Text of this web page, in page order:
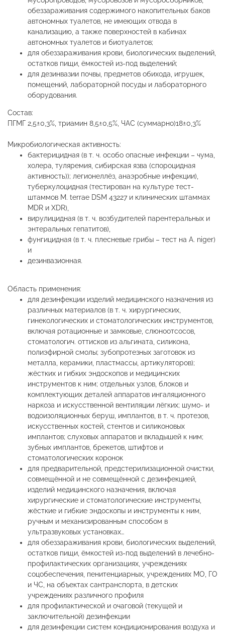
обеззараживания содержимого накопительных баков
автономных туалетов, не имеющих отвода в
канализацию, а также поверхностей в кабинах
автономных туалетов и биотуалетов;
для обеззараживания крови, биологических выделений,
остатков пищи, ёмкостей из-под выделений;
для дезинвазии почвы, предметов обихода, игрушек,
помещений, лабораторной посуды и лабораторного
оборудования.
Состав:
ПГМГ 2,5±0,3%, триамин 8,5±0,5%, ЧАС (суммарно)18±0,3%
Микробиологическая активность:
бактерицидная (в т. ч. особо опасные инфекции – чума,
холера, туляремия, сибирская язва (спороцидная
активность)); легионеллёз, анаэробные инфекции),
туберкулоцидная (тестирован на культуре тест-
штаммов M. terrae DSM 43227 и клинических штаммах
MDR и XDR),
вирулицидная (в т. ч. возбудителей парентеральных и
энтеральных гепатитов),
фунгицидная (в т. ч. плесневые грибы – тест на A. niger)
и
дезинвазионная.
Область применения:
для дезинфекции изделий медицинского назначения из
различных материалов (в т. ч. хирургических,
гинекологических и стоматологических инструментов,
включая ротационные и замковые, слюноотсосов,
стоматологич. оттисков из альгината, силикона,
полиэфирной смолы; зубопротезных заготовок из
металла, керамики, пластмассы, артикуляторов);
жёстких и гибких эндоскопов и медицинских
инструментов к ним; отдельных узлов, блоков и
комплектующих деталей аппаратов ингаляционного
наркоза и искусственной вентиляции лёгких; шумо- и
водоизоляционных беруш, имплантов, в т. ч. протезов,
искусственных костей, стентов и силиконовых
имплантов; слуховых аппаратов и вкладышей к ним;
зубных имплантов, брекетов, штифтов и
стоматологических коронок
для предварительной, предстерилизационной очистки,
совмещённой и не совмещённой с дезинфекцией,
изделий медицинского назначения, включая
хирургические и стоматологические инструменты,
жёсткие и гибкие эндоскопы и инструменты к ним,
ручным и механизированным способом в
ультразвуковых установках…
для обеззараживания крови, биологических выделений,
остатков пищи, ёмкостей из-под выделений в лечебно-
профилактических организациях, учреждениях
соцобеспечения, пенитенциарных, учреждениях МО, ГО
и ЧС, на объектах сантранспорта, в детских
учреждениях различного профиля
для профилактической и очаговой (текущей и
заключительной) дезинфекции
для дезинфекции систем кондиционирования воздуха и